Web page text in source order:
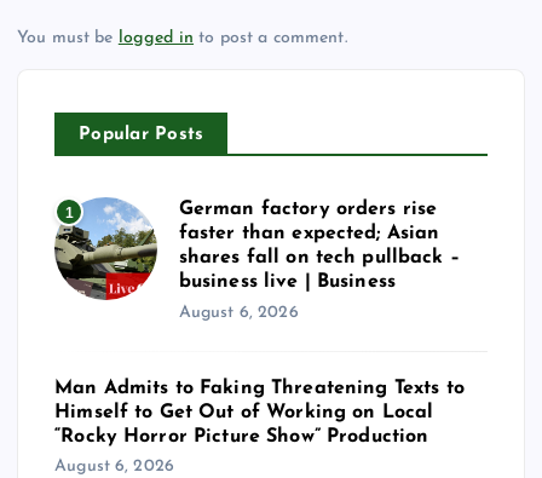
You must be logged in to post a comment.
Popular Posts
1
German factory orders rise
faster than expected; Asian
shares fall on tech pullback –
business live | Business
August 6, 2026
Man Admits to Faking Threatening Texts to
Himself to Get Out of Working on Local
“Rocky Horror Picture Show” Production
August 6, 2026